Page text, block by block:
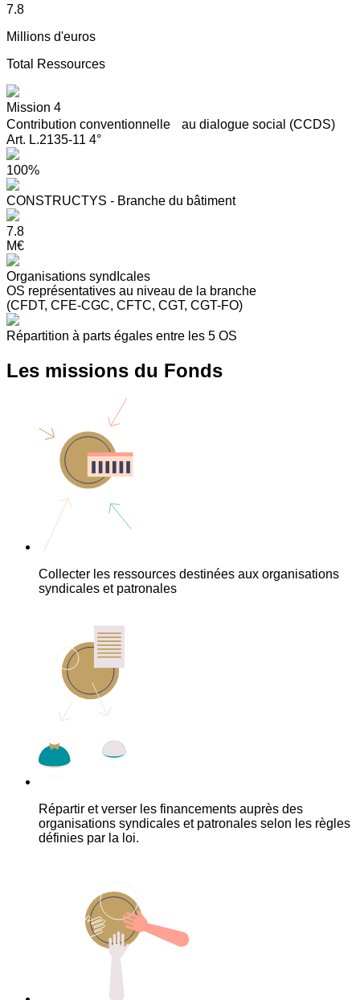
7.8
Millions d'euros
Total Ressources
Mission 4
Contribution conventionnelle au dialogue social (CCDS)
Art. L.2135-11 4°
100%
CONSTRUCTYS - Branche du bâtiment
7.8
M€
Organisations syndIcales
OS représentatives au niveau de la branche
(CFDT, CFE-CGC, CFTC, CGT, CGT-FO)
Répartition à parts égales entre les 5 OS
Les missions du Fonds
Collecter les ressources destinées aux organisations
syndicales et patronales
Répartir et verser les financements auprès des
organisations syndicales et patronales selon les règles
définies par la loi.